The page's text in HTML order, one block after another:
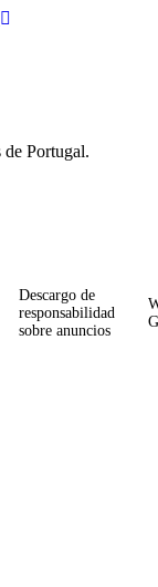
de Portugal.
Descargo de
responsabilidad
sobre anuncios